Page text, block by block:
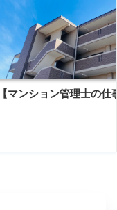
【マンション管理士の仕